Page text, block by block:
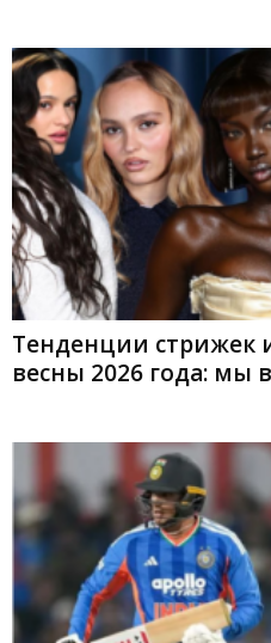
Тенденции стрижек
весны 2026 года: мы